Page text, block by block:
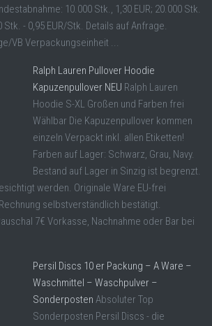
10.000 Stk., 1,30 EUR; 20.000 Stk.
Stk. - 0,95 EUR/Stk. Details auf Anfrage.
VB Verpackungseinheit ...
Ralph Lauren Pullover Hoodie
Kapuzenpullover NEU Ralph Lauren
Hoodie S-XL Großen und Farben frei
Wählbar Die Kapuzenpullover kommen
einzeln Verpackt inkl. allen Etiketten!
Farben auf Lager: Schwarz, Grau, Navy.
Bestand auf Lager in Sinzig ist begrenzt.
werden. Originale Ware EU-frei
selbstverständlich bestätigt.
7€ Vorkasse, Nachnahme oder Bar bei
Persil Discs 10 er Packung – A Ware –
Waschmittel – Waschpulver –
Sonderposten Absoluter Top
Sonderposten Persil Discs - die